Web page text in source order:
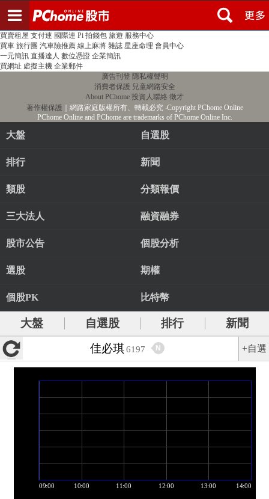
PChome首頁 線上購物 24h購物 書店
買賣租屋 支付連 國際連 Pi 拍錢包 旅遊 服務中心
買車 旅行團 汽車險推薦 線上麻將 雜誌 星座命理 會員中心
一元簡訊 直播達人 數位憑證 企業簡訊
買網址 虛擬主機 企業郵件
廣告刊登 隱私權聲明
消費者保護 兒童網路安全
About PChome 投資人聯絡 徵才
著作權保護 ｜網路家庭版權所有、轉載必究‧Copyright PChome Online
PChome Online and PChome are trademarks of PChome Online Inc.
大盤 自選股
排行 新聞
類股 分類報價
三大法人 融資融券
股市公告 個股分析
選股 期權
個股PK 比特幣
大盤 自選股 排行
新聞
佳必琪 6197 N +自選